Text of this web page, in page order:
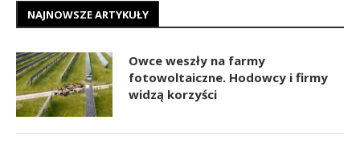
NAJNOWSZE ARTYKUŁY
Owce weszły na farmy
fotowoltaiczne. Hodowcy i firmy
widzą korzyści